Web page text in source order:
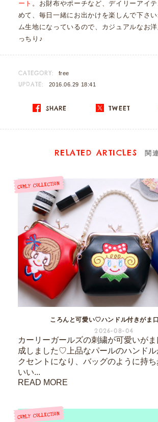
ート 。お財布やポーチなど、デイリーアイ
めて、毎日一緒にお出かけを楽しんで下さ
ム生地になっているので、カジュアルなお
っちり♪
CATEGORY: free
UPDATE: 2016.06.29 18:41
SHARE TWEET
RELATED ARTICLES 関
ころんと可愛い♡ハンドル付きがま
2026-08-04
カーリーガールズの刺繍が可愛いが
成しました♡上品なパールのハンドル
クセントになり、バッグのように持
いい...
READ MORE